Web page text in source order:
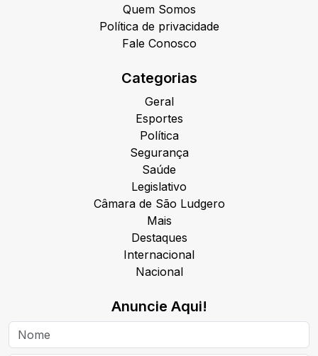
Quem Somos
Política de privacidade
Fale Conosco
Categorias
Geral
Esportes
Política
Segurança
Saúde
Legislativo
Câmara de São Ludgero
Mais
Destaques
Internacional
Nacional
Anuncie Aqui!